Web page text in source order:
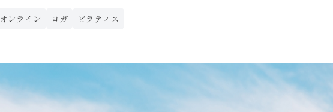
オンライン ヨガ ピラティス